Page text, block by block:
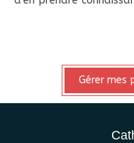
Gérer mes